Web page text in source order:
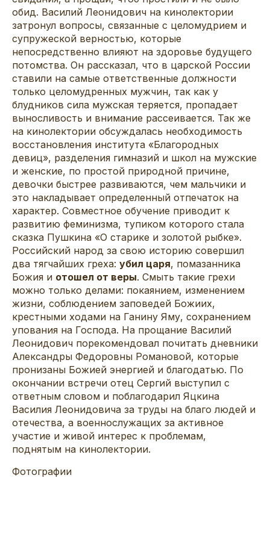
обид. Василий Леонидович на кинолектории
затронул вопросы, связанные с целомудрием и
супружеской верностью, которые
непосредственно влияют на здоровье будущего
потомства. Он рассказал, что в царской России
ставили на самые ответственные должности
только целомудренных мужчин, так как у
блудников сила мужская теряется, пропадает
выносливость и внимание рассеивается. Так же
на кинолектории обсуждалась необходимость
восстановления института «Благородных
девиц», разделения гимназий и школ на мужские
и женские, по простой природной причине,
девочки быстрее развиваются, чем мальчики и
это накладывает определенный отпечаток на
характер. Совместное обучение приводит к
развитию феминизма, тупиком которого стала
сказка Пушкина «О старике и золотой рыбке».
Российский народ за свою историю совершил
два тягчайших греха: убил царя, помазанника
Божия и отошел от веры. Смыть такие грехи
можно только делами: покаянием, изменением
жизни, соблюдением заповедей Божиих,
крестными ходами на Ганину Яму, сохранением
упования на Господа. На прощание Василий
Леонидович порекомендовал почитать дневники
Александры Федоровны Романовой, которые
пронизаны Божией энергией и благодатью. По
окончании встречи отец Сергий выступил с
ответным словом и поблагодарил Яцкина
Василия Леонидовича за труды на благо людей и
отечества, а военнослужащих за активное
участие и живой интерес к проблемам,
поднятым на кинолектории.
Фотографии